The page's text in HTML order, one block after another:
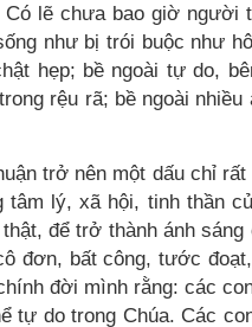
lẽ chưa bao giờ người
như bị trói buộc như
hẹp; bề ngoài tự do,
rệu rã; bề ngoài
trở nên một dấu chỉ
tâm lý, xã hội, tinh thần
để trở thành ánh
đơn, bất công, tước
đời mình rằng: các
tự do trong Chúa. Các